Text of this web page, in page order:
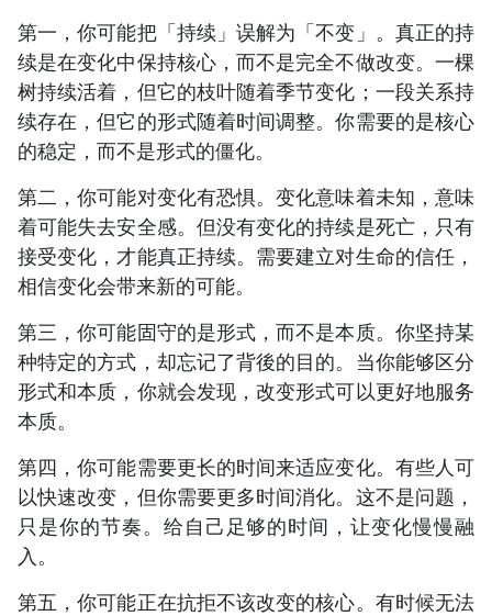
第一，你可能把「持续」误解为「不变」。真正的持
续是在变化中保持核心，而不是完全不做改变。一棵
树持续活着，但它的枝叶随着季节变化；一段关系持
续存在，但它的形式随着时间调整。你需要的是核心
的稳定，而不是形式的僵化。
第二，你可能对变化有恐惧。变化意味着未知，意味
着可能失去安全感。但没有变化的持续是死亡，只有
接受变化，才能真正持续。需要建立对生命的信任，
相信变化会带来新的可能。
第三，你可能固守的是形式，而不是本质。你坚持某
种特定的方式，却忘记了背後的目的。当你能够区分
形式和本质，你就会发现，改变形式可以更好地服务
本质。
第四，你可能需要更长的时间来适应变化。有些人可
以快速改变，但你需要更多时间消化。这不是问题，
只是你的节奏。给自己足够的时间，让变化慢慢融
入。
第五，你可能正在抗拒不该改变的核心。有时候无法